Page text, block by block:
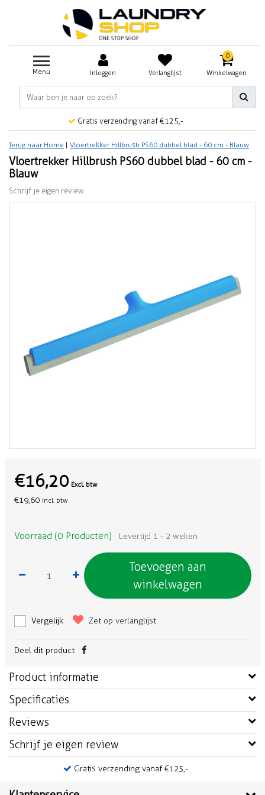
Menu Inloggen Verlanglijst
0
Winkelwagen
Gratis verzending vanaf €125,-
Terug naar Home Vloertrekker Hillbrush PS60 dubbel blad - 60 cm - Blauw
Vloertrekker Hillbrush PS60 dubbel blad - 60 cm -
Blauw
Schrijf je eigen review
€16,20 Excl. btw
€19,60 Incl. btw
Voorraad (0 Producten) Levertijd 1 - 2 weken
Toevoegen aan
winkelwagen
Vergelijk Zet op verlanglijst
Deel dit product
Product informatie
Specificaties
Reviews
Schrijf je eigen review
Gratis verzending vanaf €125,-